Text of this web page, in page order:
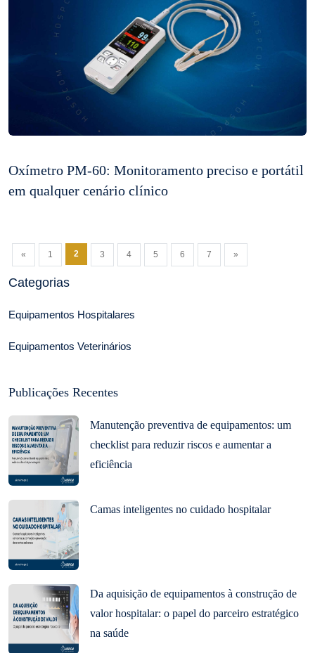
Oxímetro PM-60: Monitoramento preciso e portátil
em qualquer cenário clínico
« 1 2 3 4 5 6 7 »
Categorias
Equipamentos Hospitalares
Equipamentos Veterinários
Publicações Recentes
Manutenção preventiva de equipamentos: um
checklist para reduzir riscos e aumentar a
eficiência
Camas inteligentes no cuidado hospitalar
Da aquisição de equipamentos à construção de
valor hospitalar: o papel do parceiro estratégico
na saúde